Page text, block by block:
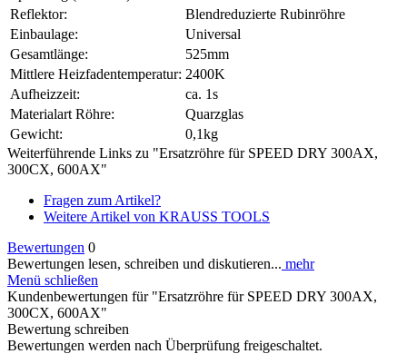
Reflektor:
Blendreduzierte Rubinröhre
Einbaulage:
Universal
Gesamtlänge:
525mm
Mittlere Heizfadentemperatur: 2400K
Aufheizzeit:
ca. 1s
Materialart Röhre:
Quarzglas
Gewicht:
0,1kg
Weiterführende Links zu "Ersatzröhre für SPEED DRY 300AX,
300CX, 600AX"
Fragen zum Artikel?
Weitere Artikel von KRAUSS TOOLS
Bewertungen 0
Bewertungen lesen, schreiben und diskutieren... mehr
Menü schließen
Kundenbewertungen für "Ersatzröhre für SPEED DRY 300AX,
300CX, 600AX"
Bewertung schreiben
Bewertungen werden nach Überprüfung freigeschaltet.